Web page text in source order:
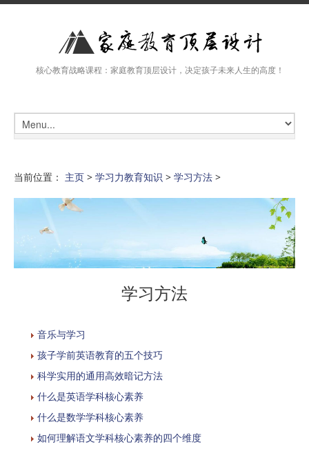
核心教育战略课程：家庭教育顶层设计，决定孩子未来人生的高度！
当前位置： 主页 > 学习力教育知识 > 学习方法 >
学习方法
音乐与学习
孩子学前英语教育的五个技巧
科学实用的通用高效暗记方法
什么是英语学科核心素养
什么是数学学科核心素养
如何理解语文学科核心素养的四个维度